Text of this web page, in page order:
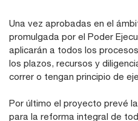
Una vez aprobadas en el
promulgada por el Poder
aplicarán a todos los
los plazos, recursos y
correr o tengan principio de
Por último el proyecto prevé
para la reforma integral de